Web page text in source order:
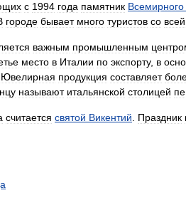
с 1994 года памятник Всемирного
городе бывает много туристов со всей
важным промышленным
место в Италии по экспорту, в
Ювелирная продукция составляет
называют итальянской столицей
считается святой Викентий Праздник